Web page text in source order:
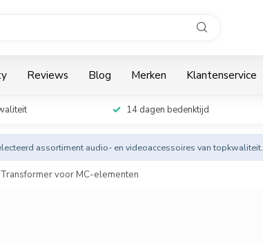
Reviews Blog Merken Klantenservice
14 dagen bedenktijd
assortiment audio- en videoaccessoires van topkwaliteit.
voor MC-elementen